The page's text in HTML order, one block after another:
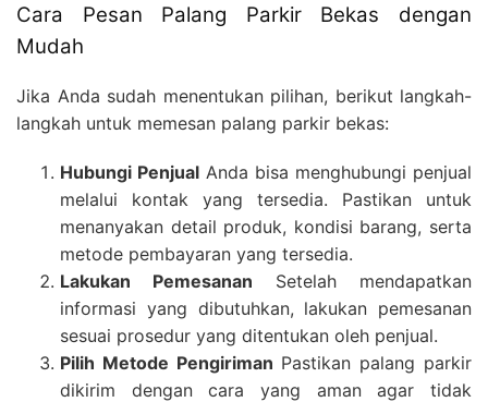
Cara Pesan Palang Parkir Bekas dengan
Mudah
Jika Anda sudah menentukan pilihan, berikut langkah-
langkah untuk memesan palang parkir bekas:
Hubungi Penjual Anda bisa menghubungi penjual
melalui kontak yang tersedia. Pastikan untuk
menanyakan detail produk, kondisi barang, serta
metode pembayaran yang tersedia.
Lakukan Pemesanan Setelah mendapatkan
informasi yang dibutuhkan, lakukan pemesanan
sesuai prosedur yang ditentukan oleh penjual.
Pilih Metode Pengiriman Pastikan palang parkir
dikirim dengan cara yang aman agar tidak